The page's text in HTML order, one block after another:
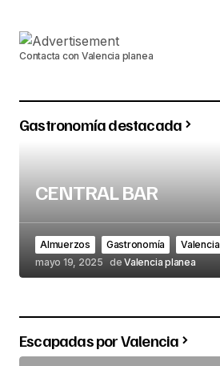
Contacta con Valencia planea
Gastronomía destacada
CENTRAL BAR
Almuerzos Gastronomía
Valencia
mayo 19, 2025 de Valencia planea
Escapadas por Valencia